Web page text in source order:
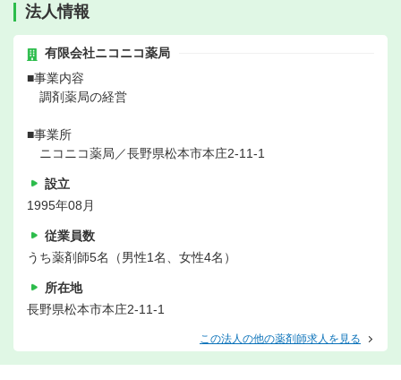
法人情報
有限会社ニコニコ薬局
■事業内容
調剤薬局の経営
■事業所
ニコニコ薬局／長野県松本市本庄2-11-1
設立
1995年08月
従業員数
うち薬剤師5名（男性1名、女性4名）
所在地
長野県松本市本庄2-11-1
この法人の他の薬剤師求人を見る